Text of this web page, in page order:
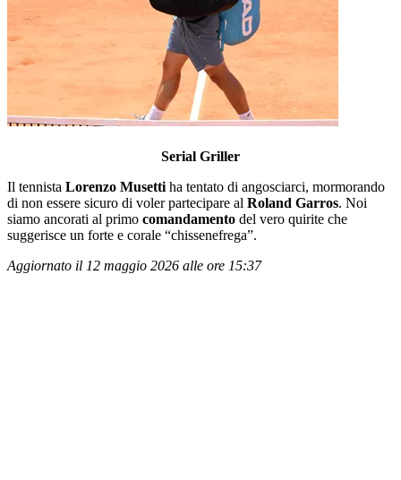
Serial Griller
Il tennista Lorenzo Musetti ha tentato di angosciarci, mormorando
di non essere sicuro di voler partecipare al Roland Garros. Noi
siamo ancorati al primo comandamento del vero quirite che
suggerisce un forte e corale “chissenefrega”.
Aggiornato il 12 maggio 2026 alle ore 15:37